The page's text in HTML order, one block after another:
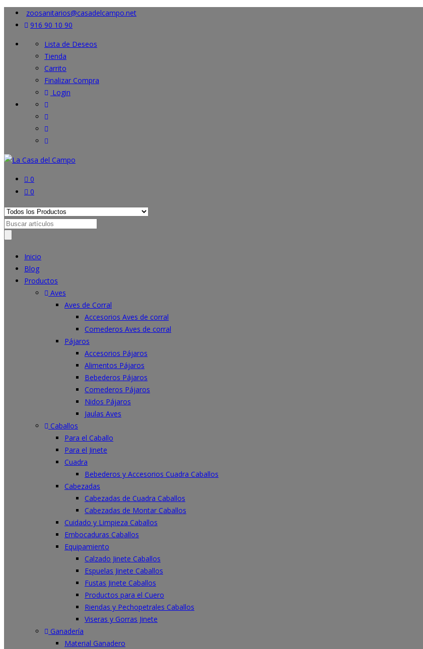
zoosanitarios@casadelcampo.net
916 90 10 90
Lista de Deseos
Tienda
Carrito
Finalizar Compra
Login
0
0
Search
Inicio
Blog
Productos
Aves
Aves de Corral
Accesorios Aves de corral
Comederos Aves de corral
Pájaros
Accesorios Pájaros
Alimentos Pájaros
Bebederos Pájaros
Comederos Pájaros
Nidos Pájaros
Jaulas Aves
Caballos
Para el Caballo
Para el Jinete
Cuadra
Bebederos y Accesorios Cuadra Caballos
Cabezadas
Cabezadas de Cuadra Caballos
Cabezadas de Montar Caballos
Cuidado y Limpieza Caballos
Embocaduras Caballos
Equipamiento
Calzado Jinete Caballos
Espuelas Jinete Caballos
Fustas Jinete Caballos
Productos para el Cuero
Riendas y Pechopetrales Caballos
Viseras y Gorras Jinete
Ganadería
Material Ganadero